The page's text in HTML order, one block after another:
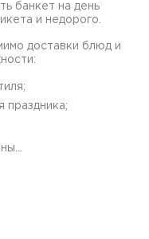
банкет на день
и недорого.
доставки блюд и
праздника;